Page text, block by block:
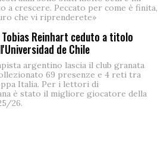
a crescere. Peccato per come è finita,
che vi riprenderete»
Tobias Reinhart ceduto a titolo
de Chile
argentino lascia il club granata
69 presenze e 4 reti tra
Italia. Per i lettori di
è stato il migliore giocatore della
26.